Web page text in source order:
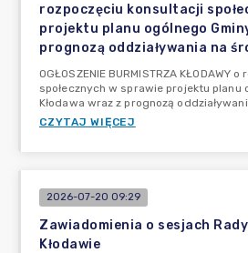
rozpoczęciu konsultacji
projektu planu ogólnego
prognozą oddziaływania na
OGŁOSZENIE BURMISTRZA KŁODAWY
społecznych w sprawie projektu planu
Kłodawa wraz z prognozą
CZYTAJ WIĘCEJ
2026-07-20 09:29
Zawiadomienia o sesjach
Kłodawie